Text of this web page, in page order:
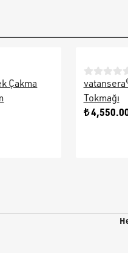
Çakma
Tokmağı
₺